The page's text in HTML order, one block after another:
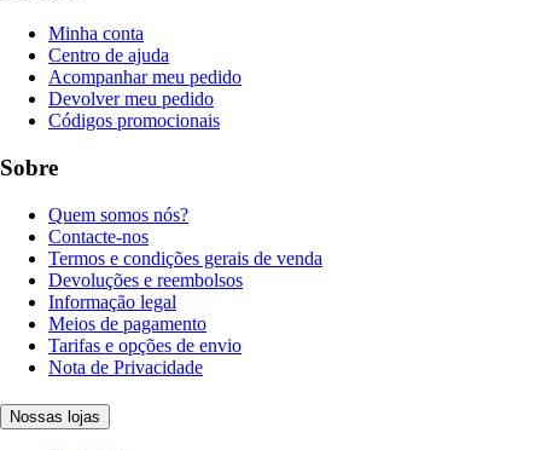
Minha conta
Centro de ajuda
Acompanhar meu pedido
Devolver meu pedido
Códigos promocionais
Sobre
Quem somos nós?
Contacte-nos
Termos e condições gerais de venda
Devoluções e reembolsos
Informação legal
Meios de pagamento
Tarifas e opções de envio
Nota de Privacidade
Nossas lojas